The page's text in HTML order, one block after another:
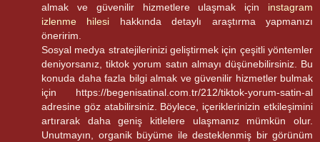
almak ve güvenilir hizmetlere ulaşmak için instagram
izlenme hilesi hakkında detaylı araştırma yapmanızı
öneririm.
Sosyal medya stratejilerinizi geliştirmek için çeşitli yöntemler
deniyorsanız, tiktok yorum satın almayı düşünebilirsiniz. Bu
konuda daha fazla bilgi almak ve güvenilir hizmetler bulmak
için https://begenisatinal.com.tr/212/tiktok-yorum-satin-al
adresine göz atabilirsiniz. Böylece, içeriklerinizin etkileşimini
artırarak daha geniş kitlelere ulaşmanız mümkün olur.
Unutmayın, organik büyüme ile desteklenmiş bir görünüm